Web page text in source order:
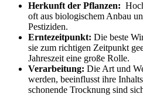
Herkunft der⁤ Pflanzen:
oft aus biologischem Anbau​
Pestiziden.
Erntezeitpunkt: Die beste
sie⁢ zum⁣ richtigen Zeitpunkt
Jahreszeit eine große Rolle.
Verarbeitung: Die Art und
werden, beeinflusst ‍ihre
schonende Trocknung sind